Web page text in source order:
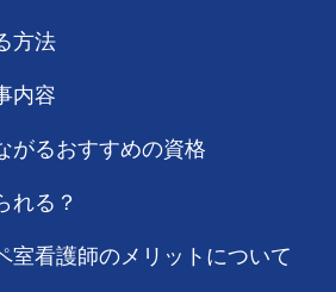
方法
内容
がるおすすめの資格
れる？
室看護師のメリットについて